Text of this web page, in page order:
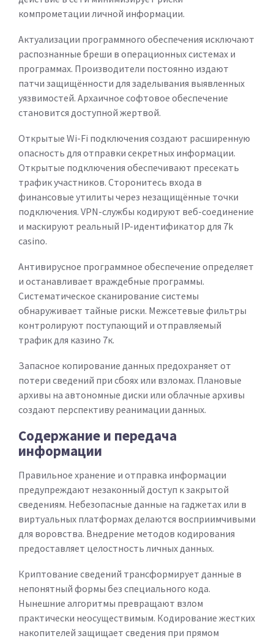
компрометации личной информации.
Актуализации программного обеспечения исключают
распознанные бреши в операционных системах и
программах. Производители постоянно издают
патчи защищённости для заделывания выявленных
уязвимостей. Архаичное софтовое обеспечение
становится доступной жертвой.
Открытые Wi-Fi подключения создают расширенную
опасность для отправки секретных информации.
Открытые подключения обеспечивают пресекать
трафик участников. Сторонитесь входа в
финансовые утилиты через незащищённые точки
подключения. VPN-службы кодируют веб-соединение
и маскируют реальный IP-идентификатор для 7k
casino.
Антивирусное программное обеспечение определяет
и останавливает враждебные программы.
Систематическое сканирование системы
обнаруживает тайные риски. Межсетевые фильтры
контролируют поступающий и отправляемый
трафик для казино 7к.
Запасное копирование данных предохраняет от
потери сведений при сбоях или взломах. Плановые
архивы на автономные диски или облачные архивы
создают перспективу реанимации данных.
Содержание и передача
информации
Правильное хранение и отправка информации
предупреждают незаконный доступ к закрытой
сведениям. Небезопасные данные на гаджетах или в
виртуальных платформах делаются восприимчивыми
для воровства. Внедрение методов кодирования
предоставляет целостность личных данных.
Криптование сведений трансформирует данные в
непонятный формы без специального кода.
Нынешние алгоритмы превращают взлом
практически неосуществимым. Кодирование жестких
накопителей защищает сведения при прямом